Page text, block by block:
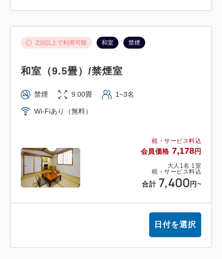
税・サービス料込
会員価格 7,178円
大人 1名 1室
税・サービス料込
合計 7,400 円~
2泊以上で利用可能 和室 禁煙
和室（9.5畳）/禁煙室
禁煙 9.00畳 1~3名
Wi-Fiあり（無料）
日付を選択